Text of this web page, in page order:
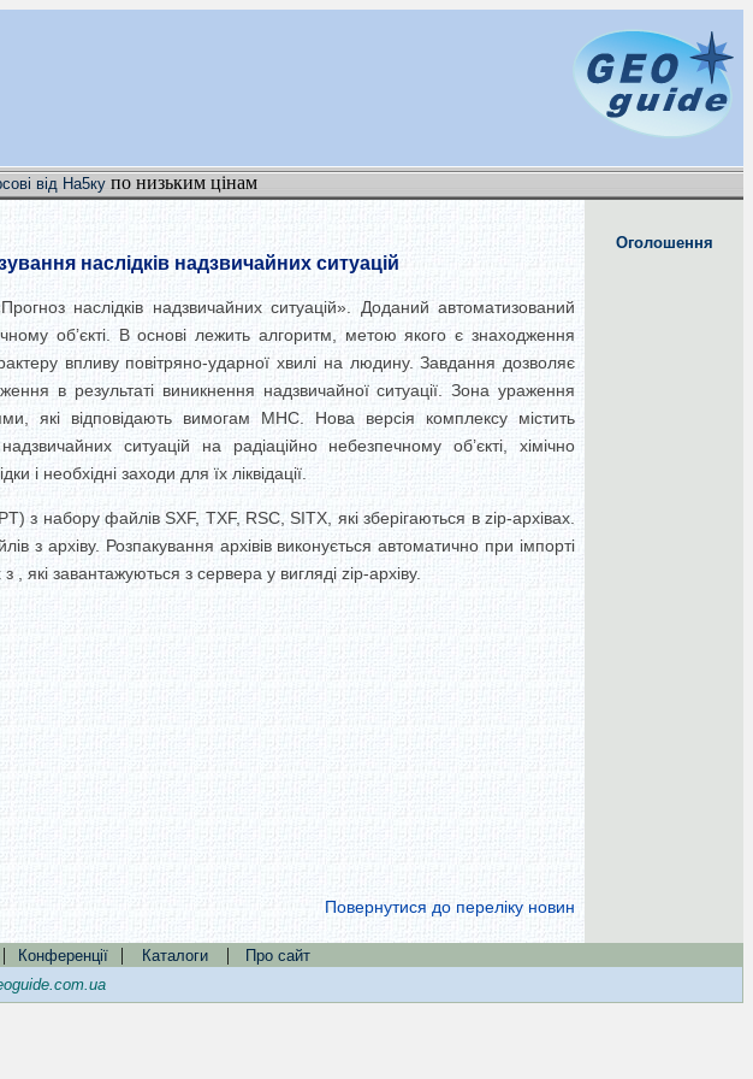
від На5ку по низьким цінам
наслідків надзвичайних ситуацій
Прогноз наслідків надзвичайних ситуацій» . Доданий автоматизований
об’єкті. В основі лежить алгоритм, метою якого є знаходження
впливу повітряно-ударної хвилі на людину. Завдання дозволяє
в результаті виникнення надзвичайної ситуації. Зона ураження
які відповідають вимогам МНС. Нова версія комплексу містить
ситуацій на радіаційно небезпечному об’єкті, хімічно
і необхідні заходи для їх ліквідації.
з набору файлів SXF, TXF, RSC, SITX, які зберігаються в zip-архівах.
архіву. Розпакування архівів виконується автоматично при імпорті
, які завантажуються з сервера у вигляді zip-архіву.
Повернутися до переліку новин
Оголошення
| Конференції | Каталоги |
Про сайт